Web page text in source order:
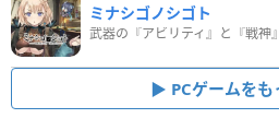
ミナシゴノシゴト
PCゲームをも